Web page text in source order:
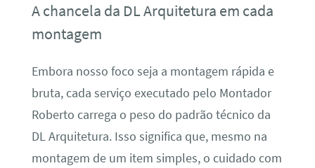
A chancela da DL Arquitetura em cada
montagem
Embora nosso foco seja a montagem rápida e
bruta, cada serviço executado pelo Montador
Roberto carrega o peso do padrão técnico da
DL Arquitetura. Isso significa que, mesmo na
montagem de um item simples, o cuidado com